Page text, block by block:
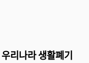
우리나라 생활폐기